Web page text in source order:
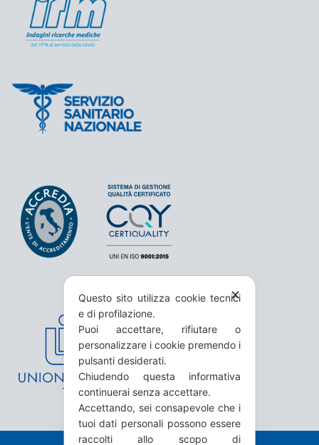
✕
Questo sito utilizza cookie tecnici
e di profilazione.
Puoi accettare, rifiutare o
personalizzare i cookie premendo i
pulsanti desiderati.
Chiudendo questa informativa
continuerai senza accettare.
Accettando, sei consapevole che i
tuoi dati personali possono essere
raccolti allo scopo di